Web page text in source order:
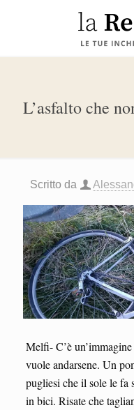
L’asfalto che
Scritto da
Melfi- C’è
vuole andarsene. Un
pugliesi che il sole le fa
in bici. Risate che